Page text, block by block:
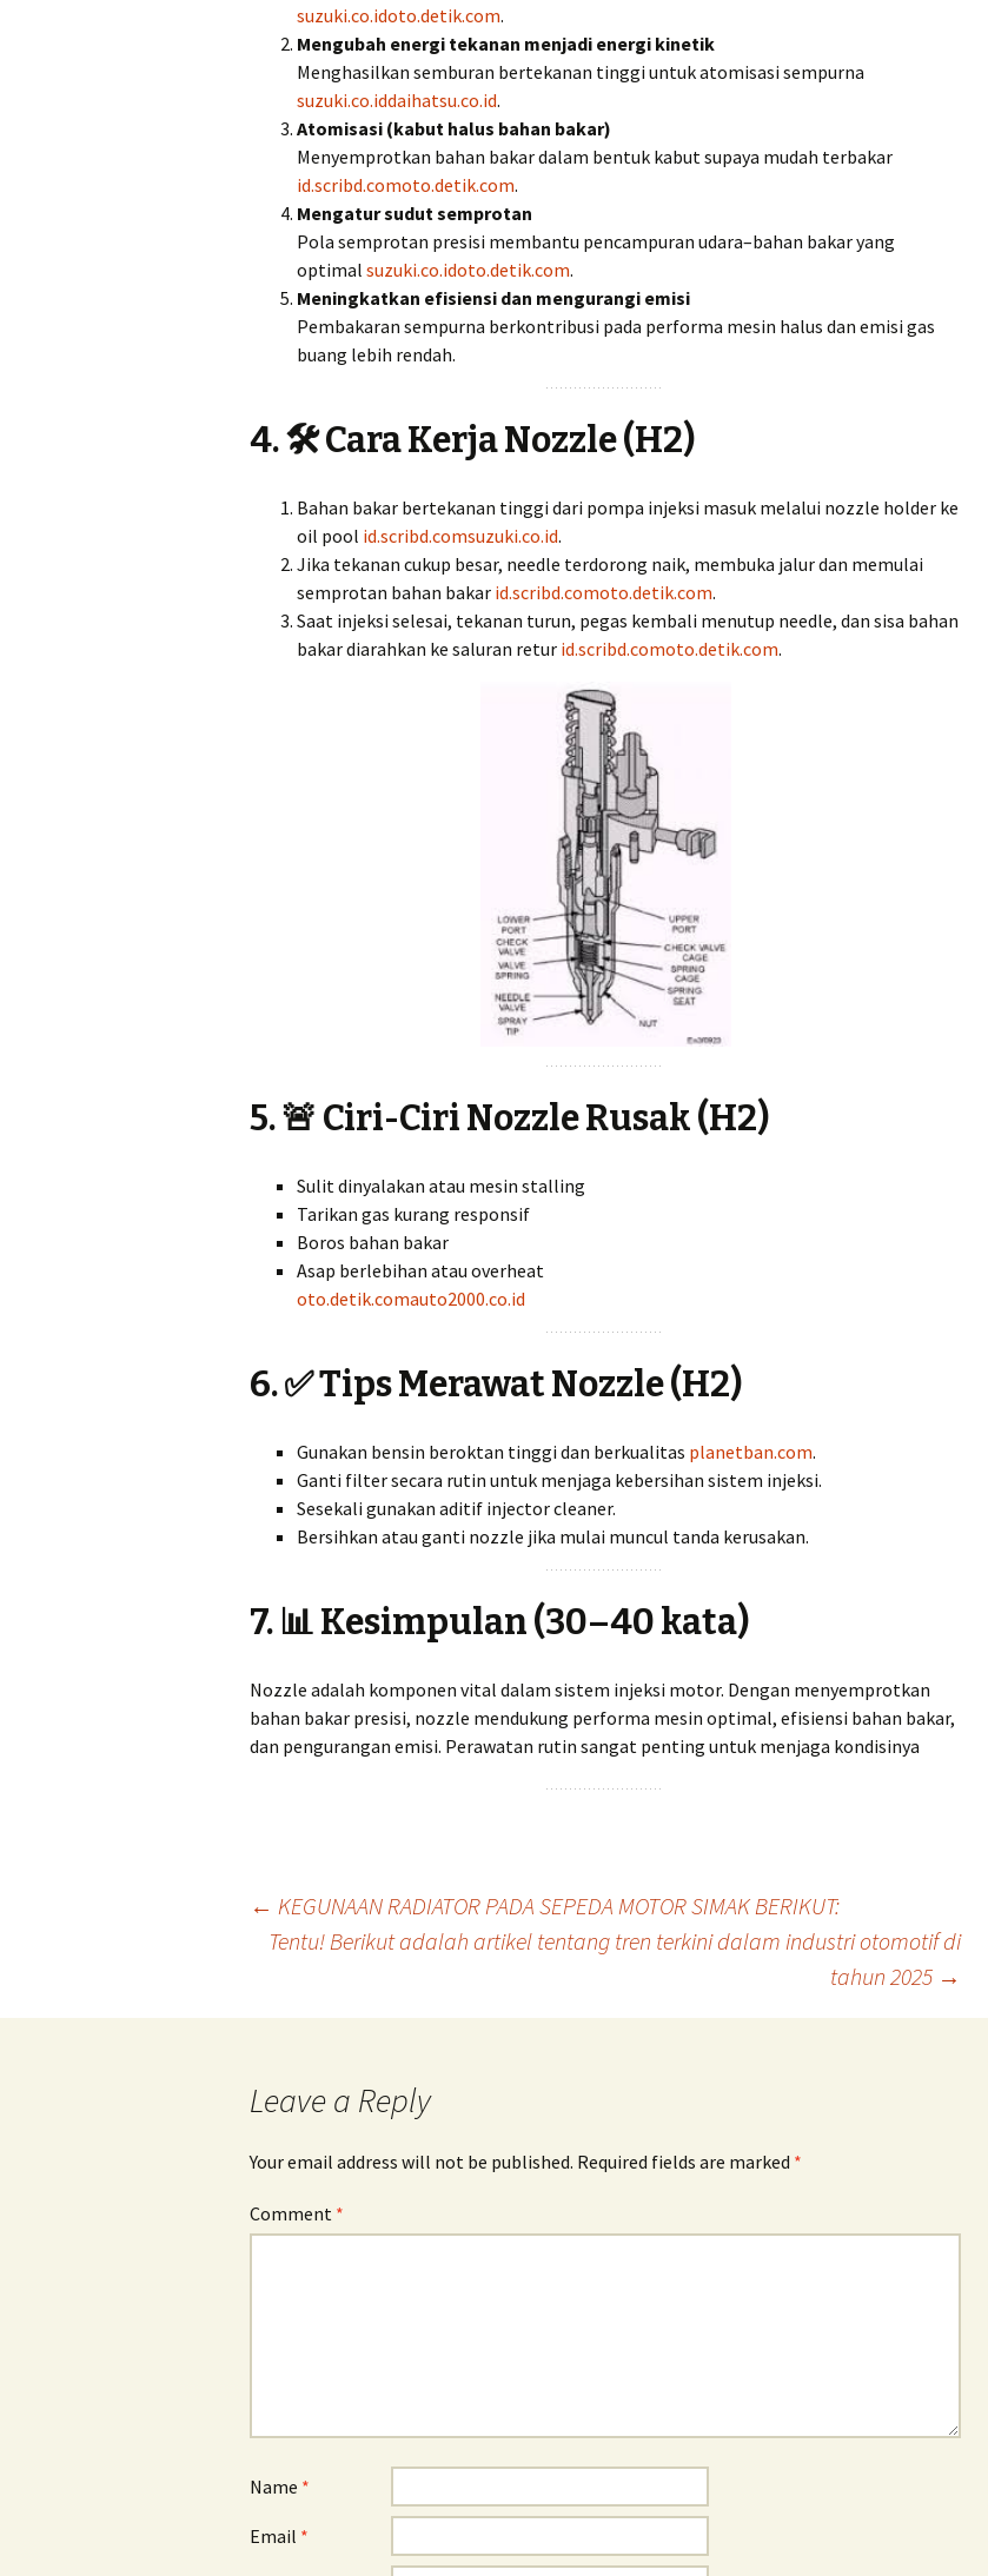
suzuki.co.idoto.detik.com.
Mengubah energi tekanan menjadi energi kinetik
Menghasilkan semburan bertekanan tinggi untuk atomisasi sempurna
suzuki.co.iddaihatsu.co.id.
Atomisasi (kabut halus bahan bakar)
Menyemprotkan bahan bakar dalam bentuk kabut supaya mudah terbakar
id.scribd.comoto.detik.com.
Mengatur sudut semprotan
Pola semprotan presisi membantu pencampuran udara–bahan bakar yang
optimal suzuki.co.idoto.detik.com.
Meningkatkan efisiensi dan mengurangi emisi
Pembakaran sempurna berkontribusi pada performa mesin halus dan emisi gas
buang lebih rendah.
4. 🛠️ Cara Kerja Nozzle (H2)
Bahan bakar bertekanan tinggi dari pompa injeksi masuk melalui nozzle holder ke
oil pool id.scribd.comsuzuki.co.id.
Jika tekanan cukup besar, needle terdorong naik, membuka jalur dan memulai
semprotan bahan bakar id.scribd.comoto.detik.com.
Saat injeksi selesai, tekanan turun, pegas kembali menutup needle, dan sisa bahan
bakar diarahkan ke saluran retur id.scribd.comoto.detik.com.
5. 🚨 Ciri-Ciri Nozzle Rusak (H2)
Sulit dinyalakan atau mesin stalling
Tarikan gas kurang responsif
Boros bahan bakar
Asap berlebihan atau overheat
oto.detik.comauto2000.co.id
6. ✅ Tips Merawat Nozzle (H2)
Gunakan bensin beroktan tinggi dan berkualitas planetban.com.
Ganti filter secara rutin untuk menjaga kebersihan sistem injeksi.
Sesekali gunakan aditif injector cleaner.
Bersihkan atau ganti nozzle jika mulai muncul tanda kerusakan.
7. 📊 Kesimpulan (30–40 kata)
Nozzle adalah komponen vital dalam sistem injeksi motor. Dengan menyemprotkan
bahan bakar presisi, nozzle mendukung performa mesin optimal, efisiensi bahan bakar,
dan pengurangan emisi. Perawatan rutin sangat penting untuk menjaga kondisinya
← KEGUNAAN RADIATOR PADA SEPEDA MOTOR SIMAK BERIKUT:
Tentu! Berikut adalah artikel tentang tren terkini dalam industri otomotif di
tahun 2025 →
Leave a Reply
Your email address will not be published. Required fields are marked *
Comment *
Name *
Email *